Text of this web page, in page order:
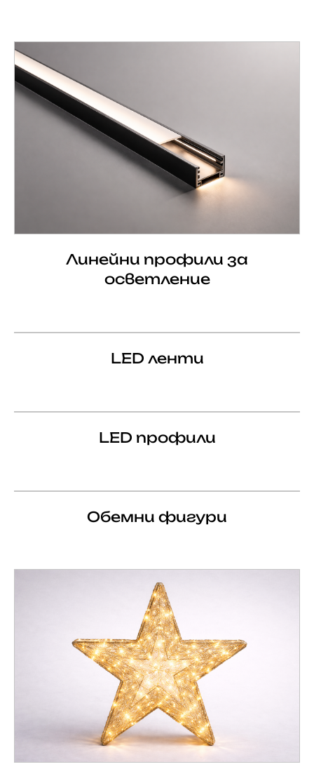
Линейни профили за
осветление
LED ленти
LED профили
Обемни фигури